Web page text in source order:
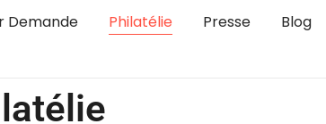
Demande Philatélie Presse
Blog